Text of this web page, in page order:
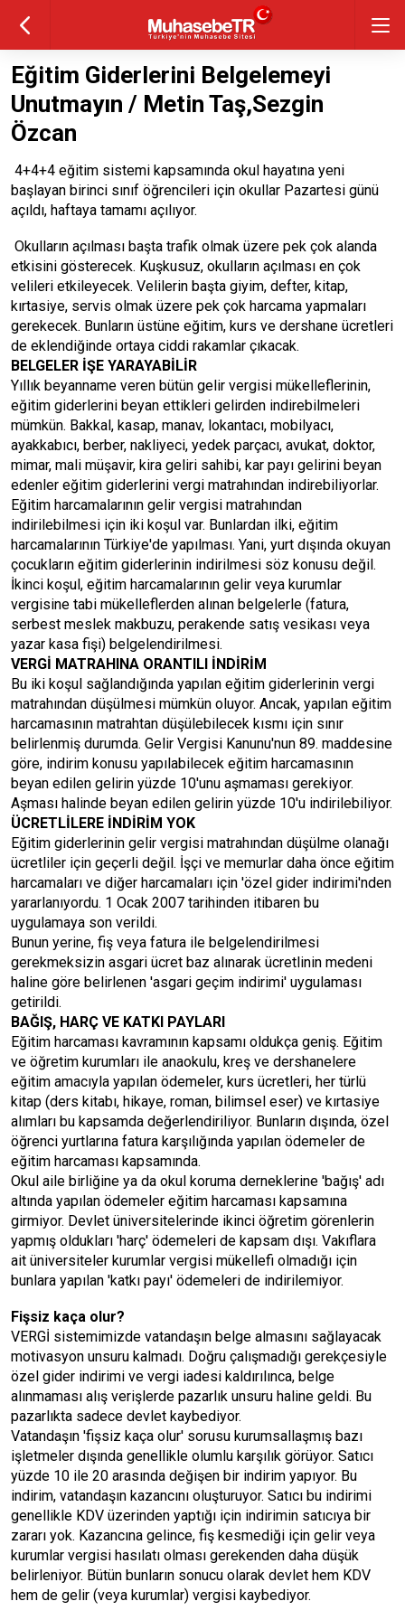
Eğitim Giderlerini Belgelemeyi
Unutmayın / Metin Taş,Sezgin
Özcan
4+4+4 eğitim sistemi kapsamında okul hayatına yeni
başlayan birinci sınıf öğrencileri için okullar Pazartesi günü
açıldı, haftaya tamamı açılıyor.
Okulların açılması başta trafik olmak üzere pek çok alanda
etkisini gösterecek. Kuşkusuz, okulların açılması en çok
velileri etkileyecek. Velilerin başta giyim, defter, kitap,
kırtasiye, servis olmak üzere pek çok harcama yapmaları
gerekecek. Bunların üstüne eğitim, kurs ve dershane ücretleri
de eklendiğinde ortaya ciddi rakamlar çıkacak.
BELGELER İŞE YARAYABİLİR
Yıllık beyanname veren bütün gelir vergisi mükelleflerinin,
eğitim giderlerini beyan ettikleri gelirden indirebilmeleri
mümkün. Bakkal, kasap, manav, lokantacı, mobilyacı,
ayakkabıcı, berber, nakliyeci, yedek parçacı, avukat, doktor,
mimar, mali müşavir, kira geliri sahibi, kar payı gelirini beyan
edenler eğitim giderlerini vergi matrahından indirebiliyorlar.
Eğitim harcamalarının gelir vergisi matrahından
indirilebilmesi için iki koşul var. Bunlardan ilki, eğitim
harcamalarının Türkiye'de yapılması. Yani, yurt dışında okuyan
çocukların eğitim giderlerinin indirilmesi söz konusu değil.
İkinci koşul, eğitim harcamalarının gelir veya kurumlar
vergisine tabi mükelleflerden alınan belgelerle (fatura,
serbest meslek makbuzu, perakende satış vesikası veya
yazar kasa fişi) belgelendirilmesi.
VERGİ MATRAHINA ORANTILI İNDİRİM
Bu iki koşul sağlandığında yapılan eğitim giderlerinin vergi
matrahından düşülmesi mümkün oluyor. Ancak, yapılan eğitim
harcamasının matrahtan düşülebilecek kısmı için sınır
belirlenmiş durumda. Gelir Vergisi Kanunu'nun 89. maddesine
göre, indirim konusu yapılabilecek eğitim harcamasının
beyan edilen gelirin yüzde 10'unu aşmaması gerekiyor.
Aşması halinde beyan edilen gelirin yüzde 10'u indirilebiliyor.
ÜCRETLİLERE İNDİRİM YOK
Eğitim giderlerinin gelir vergisi matrahından düşülme olanağı
ücretliler için geçerli değil. İşçi ve memurlar daha önce eğitim
harcamaları ve diğer harcamaları için 'özel gider indirimi'nden
yararlanıyordu. 1 Ocak 2007 tarihinden itibaren bu
uygulamaya son verildi.
Bunun yerine, fiş veya fatura ile belgelendirilmesi
gerekmeksizin asgari ücret baz alınarak ücretlinin medeni
haline göre belirlenen 'asgari geçim indirimi' uygulaması
getirildi.
BAĞIŞ, HARÇ VE KATKI PAYLARI
Eğitim harcaması kavramının kapsamı oldukça geniş. Eğitim
ve öğretim kurumları ile anaokulu, kreş ve dershanelere
eğitim amacıyla yapılan ödemeler, kurs ücretleri, her türlü
kitap (ders kitabı, hikaye, roman, bilimsel eser) ve kırtasiye
alımları bu kapsamda değerlendiriliyor. Bunların dışında, özel
öğrenci yurtlarına fatura karşılığında yapılan ödemeler de
eğitim harcaması kapsamında.
Okul aile birliğine ya da okul koruma derneklerine 'bağış' adı
altında yapılan ödemeler eğitim harcaması kapsamına
girmiyor. Devlet üniversitelerinde ikinci öğretim görenlerin
yapmış oldukları 'harç' ödemeleri de kapsam dışı. Vakıflara
ait üniversiteler kurumlar vergisi mükellefi olmadığı için
bunlara yapılan 'katkı payı' ödemeleri de indirilemiyor.
Fişsiz kaça olur?
VERGİ sistemimizde vatandaşın belge almasını sağlayacak
motivasyon unsuru kalmadı. Doğru çalışmadığı gerekçesiyle
özel gider indirimi ve vergi iadesi kaldırılınca, belge
alınmaması alış verişlerde pazarlık unsuru haline geldi. Bu
pazarlıkta sadece devlet kaybediyor.
Vatandaşın 'fişsiz kaça olur' sorusu kurumsallaşmış bazı
işletmeler dışında genellikle olumlu karşılık görüyor. Satıcı
yüzde 10 ile 20 arasında değişen bir indirim yapıyor. Bu
indirim, vatandaşın kazancını oluşturuyor. Satıcı bu indirimi
genellikle KDV üzerinden yaptığı için indirimin satıcıya bir
zararı yok. Kazancına gelince, fiş kesmediği için gelir veya
kurumlar vergisi hasılatı olması gerekenden daha düşük
belirleniyor. Bütün bunların sonucu olarak devlet hem KDV
hem de gelir (veya kurumlar) vergisi kaybediyor.